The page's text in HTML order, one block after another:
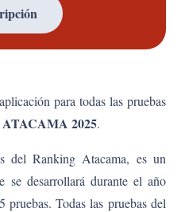
para todas las pruebas
2025.
del Ranking Atacama, es un
desarrollará durante el año
Todas las pruebas del